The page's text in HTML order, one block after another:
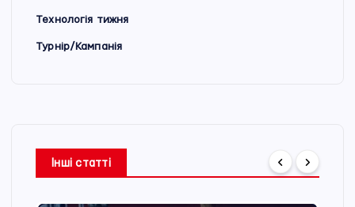
Технологія тижня
Турнір/Кампанія
Інші статті